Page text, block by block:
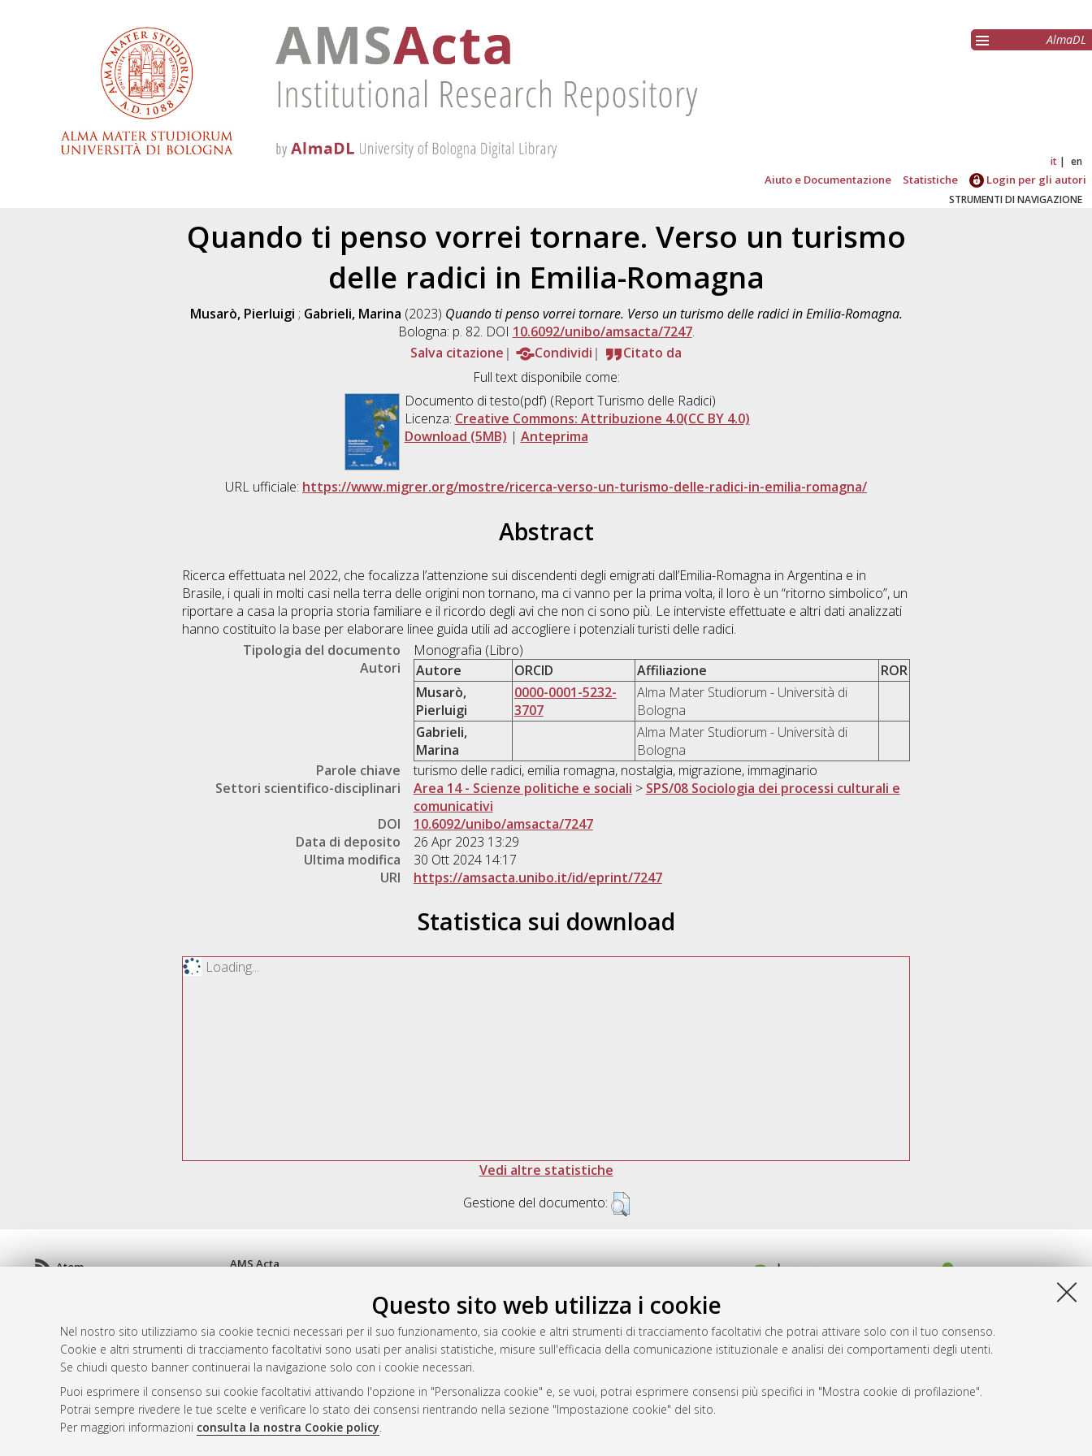
Questo sito web utilizza i cookie
Nel nostro sito utilizziamo sia cookie tecnici necessari per il suo funzionamento, sia cookie e altri strumenti di tracciamento facoltativi che potrai attivare solo con il tuo consenso.
Cookie e altri strumenti di tracciamento facoltativi sono usati per analisi statistiche, misure sull'efficacia della comunicazione istituzionale e analisi dei comportamenti degli utenti.
Se chiudi questo banner continuerai la navigazione solo con i cookie necessari.
Puoi esprimere il consenso sui cookie facoltativi attivando l'opzione in "Personalizza cookie" e, se vuoi, potrai esprimere consensi più specifici in "Mostra cookie di profilazione".
Potrai sempre rivedere le tue scelte e verificare lo stato dei consensi rientrando nella sezione "Impostazione cookie" del sito.
Per maggiori informazioni consulta la nostra Cookie policy.
AlmaDL
it en
Aiuto e Documentazione Statistiche Login per gli autori
STRUMENTI DI NAVIGAZIONE
Quando ti penso vorrei tornare. Verso un turismo
delle radici in Emilia-Romagna
Musarò, Pierluigi ; Gabrieli, Marina (2023) Quando ti penso vorrei tornare. Verso un turismo delle radici in Emilia-Romagna.
Bologna: p. 82. DOI 10.6092/unibo/amsacta/7247.
Salva citazione
Condividi
Citato da
Full text disponibile come:
Documento di testo(pdf) (Report Turismo delle Radici)
Licenza: Creative Commons: Attribuzione 4.0(CC BY 4.0)
Download (5MB) | Anteprima
URL ufficiale: https://www.migrer.org/mostre/ricerca-verso-un-turismo-delle-radici-in-emilia-romagna/
Abstract
Ricerca effettuata nel 2022, che focalizza l’attenzione sui discendenti degli emigrati dall’Emilia-Romagna in Argentina e in
Brasile, i quali in molti casi nella terra delle origini non tornano, ma ci vanno per la prima volta, il loro è un “ritorno simbolico”, un
riportare a casa la propria storia familiare e il ricordo degli avi che non ci sono più. Le interviste effettuate e altri dati analizzati
hanno costituito la base per elaborare linee guida utili ad accogliere i potenziali turisti delle radici.
Tipologia del documento
Monografia (Libro)
Autori
Autore ORCID Affiliazione
ROR
Musarò,
Pierluigi
0000-0001-5232-
3707
Alma Mater Studiorum - Università di
Bologna
Gabrieli,
Marina
Alma Mater Studiorum - Università di
Bologna
Parole chiave
turismo delle radici, emilia romagna, nostalgia, migrazione, immaginario
Settori scientifico-disciplinari
Area 14 - Scienze politiche e sociali > SPS/08 Sociologia dei processi culturali e
comunicativi
DOI
10.6092/unibo/amsacta/7247
Data di deposito
26 Apr 2023 13:29
Ultima modifica
30 Ott 2024 14:17
URI
https://amsacta.unibo.it/id/eprint/7247
Statistica sui download
Loading...
Vedi altre statistiche
Gestione del documento:
Atom
AMS Acta
doi.org/10.17616/R3P19R
Servizio implementato e gestito da
AlmaDL
Impostazioni Cookie
Informativa sulla privacy
Condizioni d'uso del sito
Mission e policies del repository